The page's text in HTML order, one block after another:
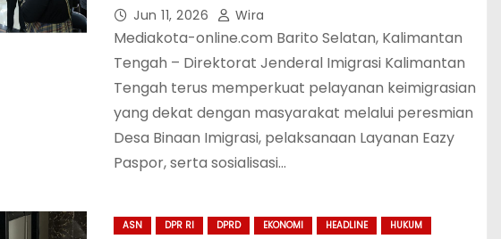
Jun 11, 2026 Wira
Mediakota-online.com Barito Selatan, Kalimantan
Tengah – Direktorat Jenderal Imigrasi Kalimantan
Tengah terus memperkuat pelayanan keimigrasian
yang dekat dengan masyarakat melalui peresmian
Desa Binaan Imigrasi, pelaksanaan Layanan Eazy
Paspor, serta sosialisasi…
ASN DPR RI DPRD EKONOMI HEADLINE
HUKUM